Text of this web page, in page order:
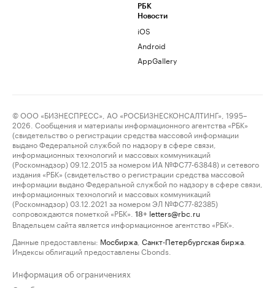
РБК
Новости
iOS
Android
AppGallery
© ООО «БИЗНЕСПРЕСС», АО «РОСБИЗНЕСКОНСАЛТИНГ», 1995–
2026. Сообщения и материалы информационного агентства «РБК»
(свидетельство о регистрации средства массовой информации
выдано Федеральной службой по надзору в сфере связи,
информационных технологий и массовых коммуникаций
(Роскомнадзор) 09.12.2015 за номером ИА №ФС77-63848) и сетевого
издания «РБК» (свидетельство о регистрации средства массовой
информации выдано Федеральной службой по надзору в сфере связи,
информационных технологий и массовых коммуникаций
(Роскомнадзор) 03.12.2021 за номером ЭЛ №ФС77-82385)
сопровождаются пометкой «РБК».
18+ letters@rbc.ru
Владельцем сайта является информационное агентство «РБК».
Данные предоставлены: Мосбиржа Санкт-Петербургская биржа
Индексы облигаций предоставлены Cbonds.
Информация об ограничениях